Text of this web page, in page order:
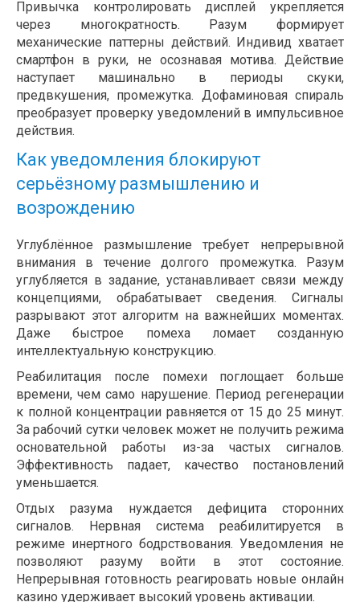
Привычка контролировать дисплей укрепляется
через многократность. Разум формирует
механические паттерны действий. Индивид хватает
смартфон в руки, не осознавая мотива. Действие
наступает машинально в периоды скуки,
предвкушения, промежутка. Дофаминовая спираль
преобразует проверку уведомлений в импульсивное
действия.
Как уведомления блокируют
серьёзному размышлению и
возрождению
Углублённое размышление требует непрерывной
внимания в течение долгого промежутка. Разум
углубляется в задание, устанавливает связи между
концепциями, обрабатывает сведения. Сигналы
разрывают этот алгоритм на важнейших моментах.
Даже быстрое помеха ломает созданную
интеллектуальную конструкцию.
Реабилитация после помехи поглощает больше
времени, чем само нарушение. Период регенерации
к полной концентрации равняется от 15 до 25 минут.
За рабочий сутки человек может не получить режима
основательной работы из-за частых сигналов.
Эффективность падает, качество постановлений
уменьшается.
Отдых разума нуждается дефицита сторонних
сигналов. Нервная система реабилитируется в
режиме инертного бодрствования. Уведомления не
позволяют разуму войти в этот состояние.
Непрерывная готовность реагировать новые онлайн
казино удерживает высокий уровень активации.